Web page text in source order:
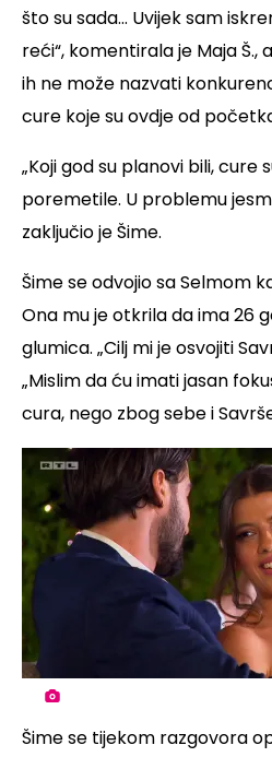
što su sada... Uvijek sam
reći“, komentirala je Maja Š.,
ih ne može nazvati
cure koje su ovdje od
„Koji god su planovi bili, cure
poremetile. U problemu
zaključio je Šime.
Šime se odvojio sa Selmom
Ona mu je otkrila da ima 26
glumica. „Cilj mi je osvojiti
„Mislim da ću imati jasan
cura, nego zbog sebe i
Šime se tijekom razgovora